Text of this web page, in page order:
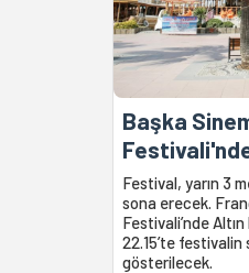
Başka
Festival, yarın 3
sona erecek.
Festivali’nde
22.15’te
gösterilecek.